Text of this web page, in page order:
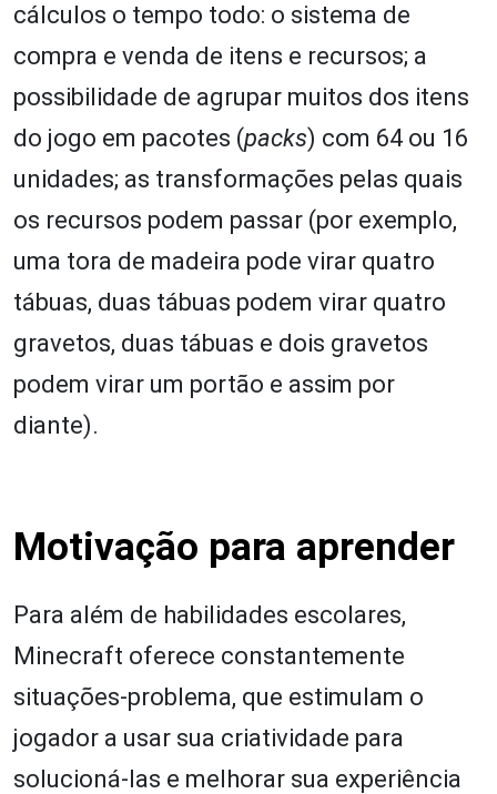
cálculos o tempo todo: o sistema de
compra e venda de itens e recursos; a
possibilidade de agrupar muitos dos itens
do jogo em pacotes (packs) com 64 ou 16
unidades; as transformações pelas quais
os recursos podem passar (por exemplo,
uma tora de madeira pode virar quatro
tábuas, duas tábuas podem virar quatro
gravetos, duas tábuas e dois gravetos
podem virar um portão e assim por
diante).
Motivação para aprender
Para além de habilidades escolares,
Minecraft oferece constantemente
situações-problema, que estimulam o
jogador a usar sua criatividade para
solucioná-las e melhorar sua experiência